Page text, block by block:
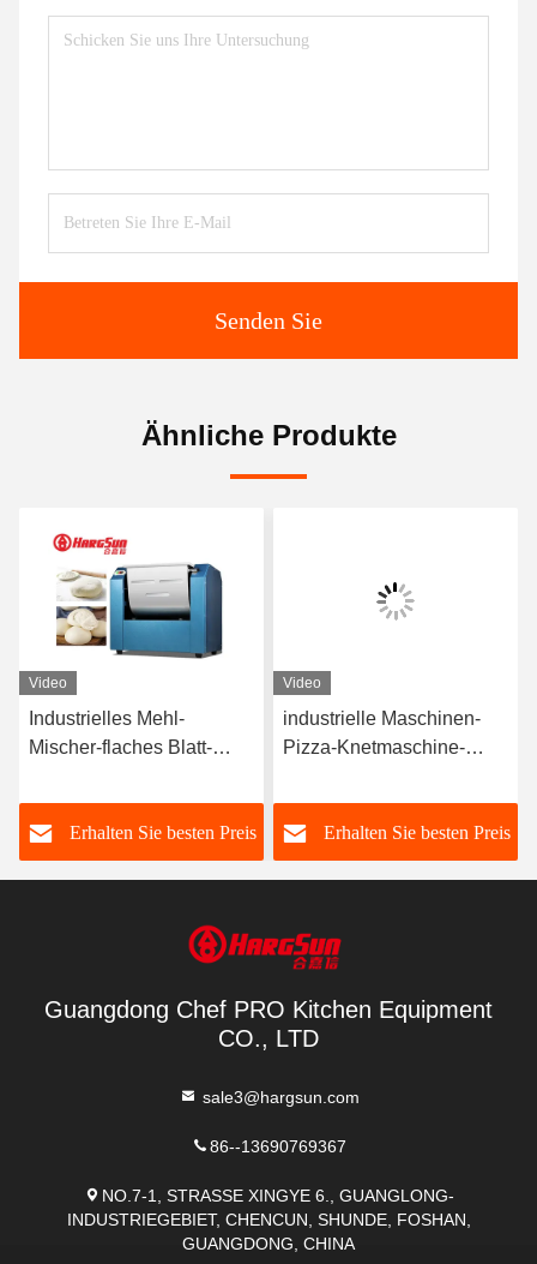
Senden Sie
Ähnliche Produkte
Video
Industrielles Mehl-
Mischer-flaches Blatt-
100 Liter-Kapazität für
BrötchenErhalten Sie besten Preis
Video
industrielle Maschinen-
Pizza-Knetmaschine-
Maschine der
Knetmaschine-25Qt
Erhalten Sie besten Preis
Guangdong Chef PRO Kitchen Equipment
CO., LTD
sale3@hargsun.com
86--13690769367
NO.7-1, STRASSE XINGYE 6., GUANGLONG-
INDUSTRIEGEBIET, CHENCUN, SHUNDE, FOSHAN,
GUANGDONG, CHINA